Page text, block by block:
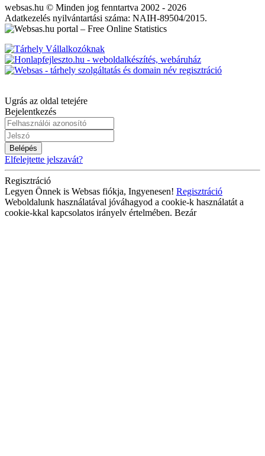
websas.hu © Minden jog fenntartva 2002 - 2026
Adatkezelés nyilvántartási száma: NAIH-89504/2015.
Ugrás az oldal tetejére
Bejelentkezés
Belépés
Elfelejtette jelszavát?
Regisztráció
Legyen Önnek is Websas fiókja, Ingyenesen! Regisztráció
Weboldalunk használatával jóváhagyod a cookie-k használatát a
cookie-kkal kapcsolatos irányelv értelmében. Bezár